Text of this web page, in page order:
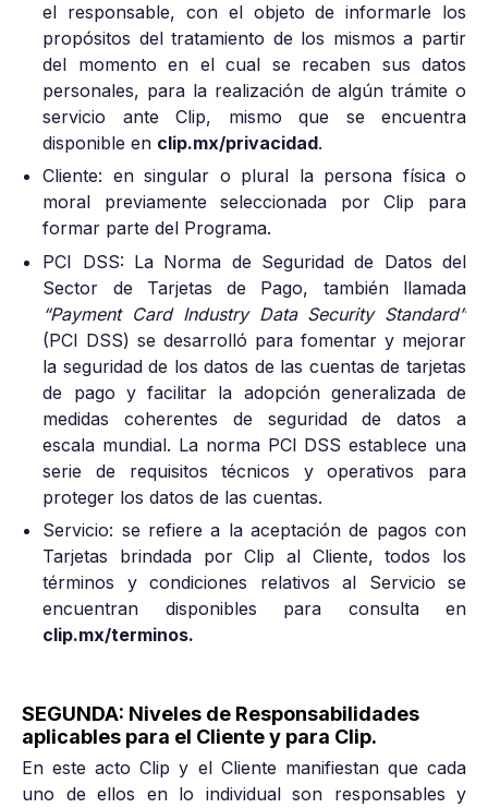
el responsable, con el objeto de informarle los
propósitos del tratamiento de los mismos a partir
del momento en el cual se recaben sus datos
personales, para la realización de algún trámite o
servicio ante Clip, mismo que se encuentra
disponible en clip.mx/privacidad.
Cliente: en singular o plural la persona física o
moral previamente seleccionada por Clip para
formar parte del Programa.
PCI DSS: La Norma de Seguridad de Datos del
Sector de Tarjetas de Pago, también llamada
“Payment Card Industry Data Security Standard”
(PCI DSS) se desarrolló para fomentar y mejorar
la seguridad de los datos de las cuentas de tarjetas
de pago y facilitar la adopción generalizada de
medidas coherentes de seguridad de datos a
escala mundial. La norma PCI DSS establece una
serie de requisitos técnicos y operativos para
proteger los datos de las cuentas.
Servicio: se refiere a la aceptación de pagos con
Tarjetas brindada por Clip al Cliente, todos los
términos y condiciones relativos al Servicio se
encuentran disponibles para consulta en
clip.mx/terminos.
SEGUNDA: Niveles de Responsabilidades
aplicables para el Cliente y para Clip.
En este acto Clip y el Cliente manifiestan que cada
uno de ellos en lo individual son responsables y